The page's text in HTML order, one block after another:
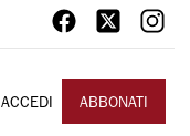
ACCEDI ABBONATI